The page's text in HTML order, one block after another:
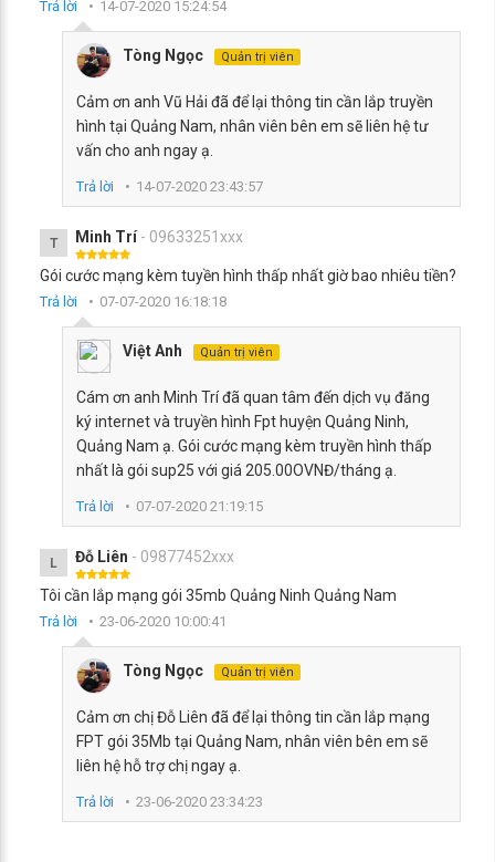
Trả lời 14-07-2020 15:24:54
Tòng Ngọc Quản trị viên
Cảm ơn anh Vũ Hải đã để lại thông tin cần lắp truyền
hình tại Quảng Nam, nhân viên bên em sẽ liên hệ tư
vấn cho anh ngay ạ.
Trả lời 14-07-2020 23:43:57
T Minh Trí- 09633251xxx
Gói cước mạng kèm tuyền hình thấp nhất giờ bao nhiêu tiền?
Trả lời 07-07-2020 16:18:18
Việt Anh Quản trị viên
Cám ơn anh Minh Trí đã quan tâm đến dịch vụ đăng
ký internet và truyền hình Fpt huyện Quảng Ninh,
Quảng Nam ạ. Gói cước mạng kèm truyền hình thấp
nhất là gói sup25 với giá 205.00OVNĐ/tháng ạ.
Trả lời 07-07-2020 21:19:15
L Đỗ Liên - 09877452xxx
Tôi cần lắp mạng gói 35mb Quảng Ninh Quảng Nam
Trả lời 23-06-2020 10:00:41
Tòng Ngọc Quản trị viên
Cảm ơn chị Đỗ Liên đã để lại thông tin cần lắp mạng
FPT gói 35Mb tại Quảng Nam, nhân viên bên em sẽ
liên hệ hỗ trợ chị ngay ạ.
Trả lời 23-06-2020 23:34:23